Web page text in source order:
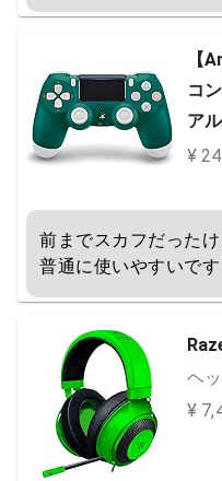
【
コ
ア
¥
前までスカフだった
普通に使いやすいで
ヘ
¥